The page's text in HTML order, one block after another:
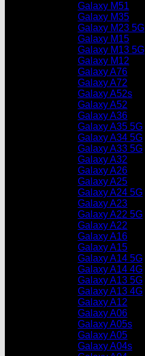
Galaxy M51
Galaxy M35
Galaxy M23 5G
Galaxy M15
Galaxy M13 5G
Galaxy M12
Galaxy A76
Galaxy A72
Galaxy A52s
Galaxy A52
Galaxy A36
Galaxy A35 5G
Galaxy A34 5G
Galaxy A33 5G
Galaxy A32
Galaxy A26
Galaxy A25
Galaxy A24 5G
Galaxy A23
Galaxy A22 5G
Galaxy A22
Galaxy A16
Galaxy A15
Galaxy A14 5G
Galaxy A14 4G
Galaxy A13 5G
Galaxy A13 4G
Galaxy A12
Galaxy A06
Galaxy A05s
Galaxy A05
Galaxy A04s